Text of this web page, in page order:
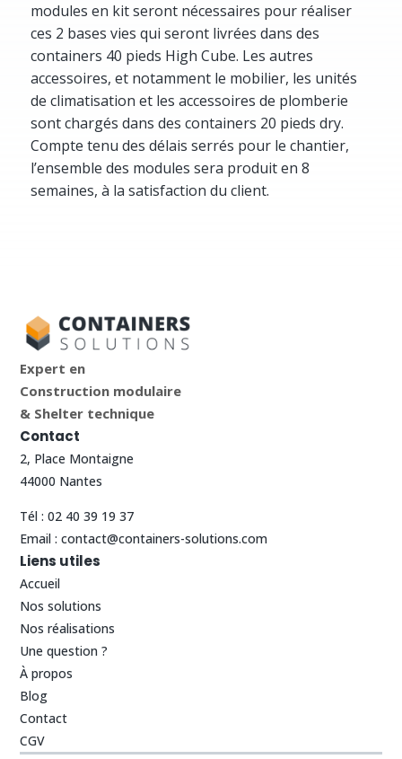
modules en kit seront nécessaires pour réaliser
ces 2 bases vies qui seront livrées dans des
containers 40 pieds High Cube. Les autres
accessoires, et notamment le mobilier, les unités
de climatisation et les accessoires de plomberie
sont chargés dans des containers 20 pieds dry.
Compte tenu des délais serrés pour le chantier,
l’ensemble des modules sera produit en 8
semaines, à la satisfaction du client.
Expert en
Construction modulaire
& Shelter technique
Contact
2, Place Montaigne
44000 Nantes
Tél :02 40 39 19 37
Email :contact@containers-solutions.com
Liens utiles
Accueil
Nos solutions
Nos réalisations
Une question ?
À propos
Blog
Contact
CGV